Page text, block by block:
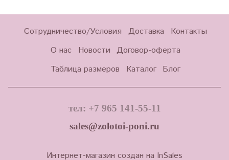
Сотрудничество/Условия Доставка
Контакты
О нас
Новости Договор-оферта
Таблица размеров
Каталог Блог
тел: +7 965 141-55-11
sales@zolotoi-poni.ru
Интернет-магазин создан на InSales